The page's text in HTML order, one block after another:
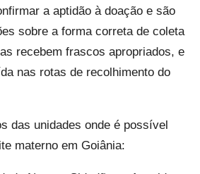
a aptidão à doação e são
sobre a forma correta de coleta
recebem frascos apropriados, e
nas rotas de recolhimento do
das unidades onde é possível
materno em Goiânia: